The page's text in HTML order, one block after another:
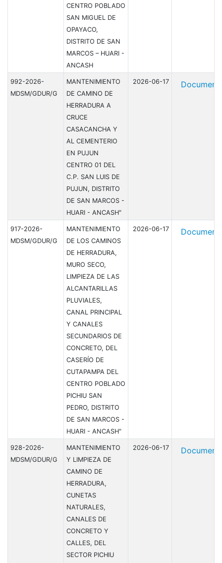
CENTRO POBLADO
SAN MIGUEL DE
OPAYACO,
DISTRITO DE SAN
MARCOS – HUARI -
ANCASH
992-2026-
MDSM/GDUR/G
MANTENIMIENTO
DE CAMINO DE
HERRADURA A
CRUCE
CASACANCHA Y
AL CEMENTERIO
EN PUJUN
CENTRO 01 DEL
C.P. SAN LUIS DE
PUJUN, DISTRITO
DE SAN MARCOS -
HUARI - ANCASH"
2026-06-17
917-2026-
MDSM/GDUR/G
MANTENIMIENTO
DE LOS CAMINOS
DE HERRADURA,
MURO SECO,
LIMPIEZA DE LAS
ALCANTARILLAS
PLUVIALES,
CANAL PRINCIPAL
Y CANALES
SECUNDARIOS DE
CONCRETO, DEL
CASERÍO DE
CUTAPAMPA DEL
CENTRO POBLADO
PICHIU SAN
PEDRO, DISTRITO
DE SAN MARCOS -
HUARI - ANCASH"
2026-06-17
928-2026-
MDSM/GDUR/G
MANTENIMIENTO
Y LIMPIEZA DE
CAMINO DE
HERRADURA,
CUNETAS
NATURALES,
CANALES DE
CONCRETO Y
CALLES, DEL
SECTOR PICHIU
2026-06-17